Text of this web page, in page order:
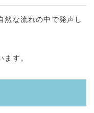
然な流れの中で発声し
す。